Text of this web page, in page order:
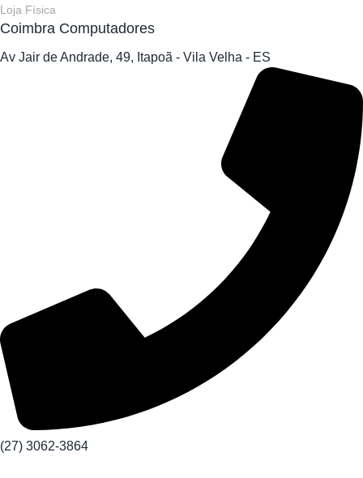
Loja Física
Coimbra Computadores
Av Jair de Andrade, 49, Itapoã - Vila Velha - ES
(27) 3062-3864